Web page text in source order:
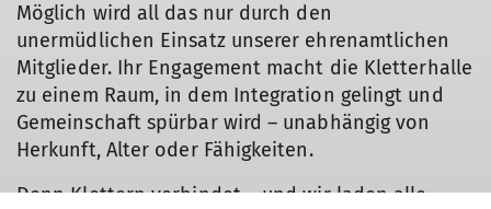
Möglich wird all das nur durch den
unermüdlichen Einsatz unserer ehrenamtlichen
Mitglieder. Ihr Engagement macht die Kletterhalle
zu einem Raum, in dem Integration gelingt und
Gemeinschaft spürbar wird – unabhängig von
Herkunft, Alter oder Fähigkeiten.
Denn Klettern verbindet – und wir laden alle